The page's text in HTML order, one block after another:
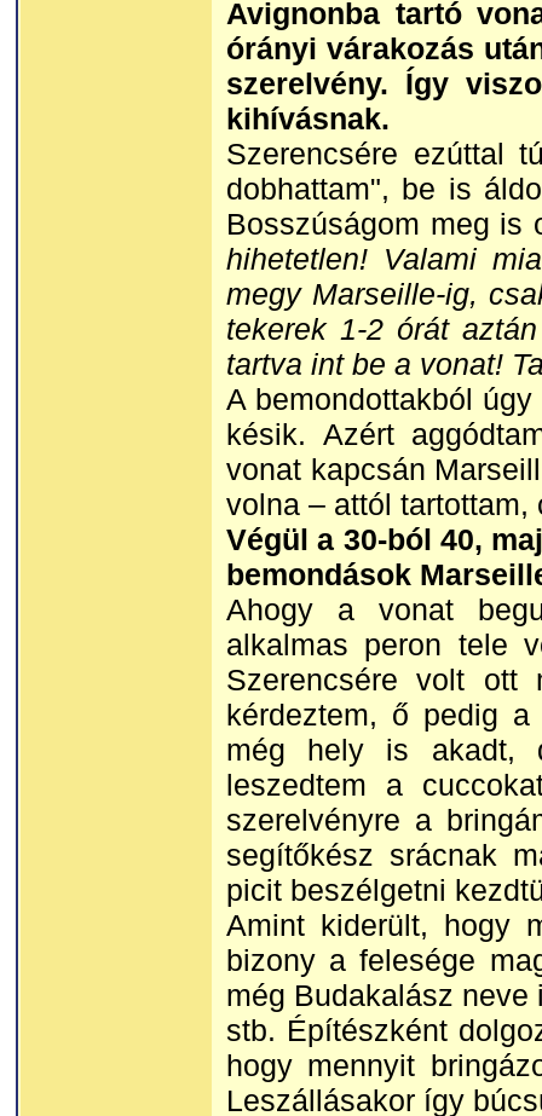
Avignonba tartó
órányi várakozás
szerelvény. Így
kihívásnak.
Szerencsére ezúttal
dobhattam", be is
Bosszúságom meg is
hihetetlen! Valami
megy Marseille-ig,
tekerek 1-2 órát
tartva int be a vonat!
A bemondottakból
késik. Azért
vonat kapcsán
volna – attól
Végül a 30-ból 40,
bemondások
Ahogy a vonat
alkalmas peron tele
Szerencsére volt
kérdeztem, ő pedig
még hely is akadt,
leszedtem a
szerelvényre a
segítőkész srácnak
picit beszélgetni
Amint kiderült, hogy
bizony a felesége
még Budakalász
stb. Építészként
hogy mennyit
Leszállásakor így